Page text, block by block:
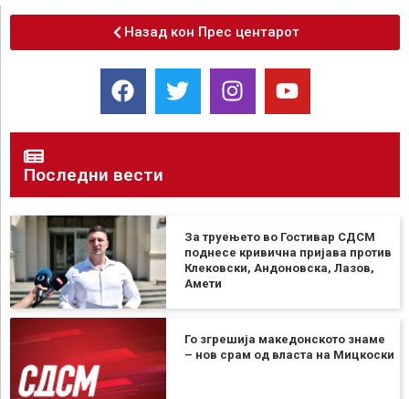
Назад кон Прес центарот
Последни вести
За труењето во Гостивар СДСМ
поднесе кривична пријава против
Клековски, Андоновска, Лазов,
Амети
Го згрешија македонското знаме
– нов срам од власта на Мицкоски